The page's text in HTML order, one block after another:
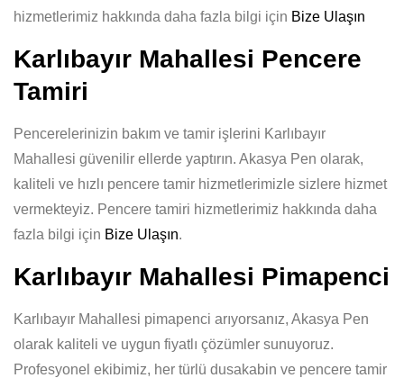
hizmetlerimiz hakkında daha fazla bilgi için Bize Ulaşın
Karlıbayır Mahallesi Pencere
Tamiri
Pencerelerinizin bakım ve tamir işlerini Karlıbayır
Mahallesi güvenilir ellerde yaptırın. Akasya Pen olarak,
kaliteli ve hızlı pencere tamir hizmetlerimizle sizlere hizmet
vermekteyiz. Pencere tamiri hizmetlerimiz hakkında daha
fazla bilgi için Bize Ulaşın.
Karlıbayır Mahallesi Pimapenci
Karlıbayır Mahallesi pimapenci arıyorsanız, Akasya Pen
olarak kaliteli ve uygun fiyatlı çözümler sunuyoruz.
Profesyonel ekibimiz, her türlü dusakabin ve pencere tamir